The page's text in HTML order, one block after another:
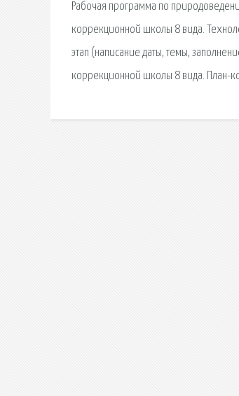
Рабочая программа по
коррекционной школы 8 вида.
этап (написание даты, темы,
коррекционной школы 8 вида. План-